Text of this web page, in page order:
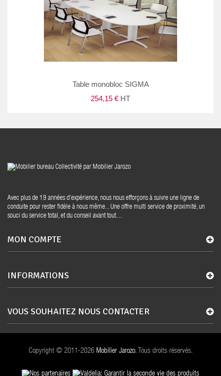
Table monobloc SIGMA
254,15 € HT
Avec plus de 19 années d’expérience, nous nous efforçons à suivre une ligne de
conduite pour rester fidèle à nous même... Une offre multi service de proximité, un
souci du service total, et du conseil avant tout....
MON COMPTE
INFORMATIONS
VOUS SOUHAITEZ NOUS CONTACTER
Copyright © 2011-2026 Mobilier Jarozo. Tous droits réservés.